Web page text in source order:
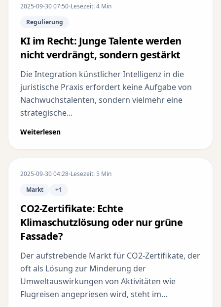
2025-09-30 07:50 Lesezeit: 4 Min
Regulierung
KI im Recht: Junge Talente werden
nicht verdrängt, sondern gestärkt
Die Integration künstlicher Intelligenz in die
juristische Praxis erfordert keine Aufgabe von
Nachwuchstalenten, sondern vielmehr eine
strategische...
Weiterlesen
2025-09-30 04:28 Lesezeit: 5 Min
Markt
+1
CO2-Zertifikate: Echte
Klimaschutzlösung oder nur grüne
Fassade?
Der aufstrebende Markt für CO2-Zertifikate, der
oft als Lösung zur Minderung der
Umweltauswirkungen von Aktivitäten wie
Flugreisen angepriesen wird, steht im...